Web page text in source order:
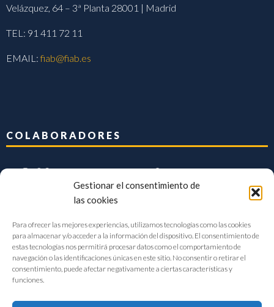
Gestionar el consentimiento de
las cookies
Para ofrecer las mejores experiencias, utilizamos tecnologías como las cookies
para almacenar y/o acceder a la información del dispositivo. El consentimiento de
estas tecnologías nos permitirá procesar datos como el comportamiento de
navegación o las identificaciones únicas en este sitio. No consentir o retirar el
consentimiento, puede afectar negativamente a ciertas características y
funciones.
Velázquez, 64 – 3ª Planta 28001 | Madrid
TEL: 91 411 72 11
EMAIL:fiab@fiab.es
COLABORADORES